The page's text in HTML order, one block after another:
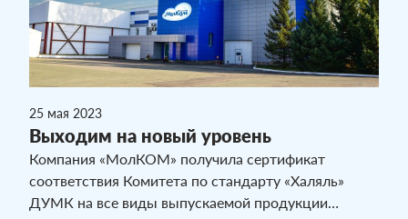
25 мая 2023
Выходим на новый уровень
Компания «МолКОМ» получила сертификат
соответствия Комитета по стандарту «Халяль»
ДУМК на все виды выпускаемой продукции